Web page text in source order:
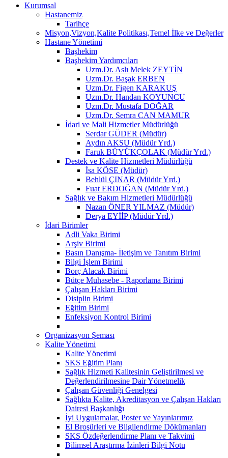
Kurumsal
Hastanemiz
Tarihçe
Misyon,Vizyon,Kalite Politikası,Temel İlke ve Değerler
Hastane Yönetimi
Başhekim
Başhekim Yardımcıları
Uzm.Dr. Aslı Melek ZEYTİN
Uzm.Dr. Başak ERBEN
Uzm.Dr. Figen KARAKUŞ
Uzm.Dr. Handan KOYUNCU
Uzm.Dr. Mustafa DOĞAR
Uzm.Dr. Semra CAN MAMUR
İdari ve Mali Hizmetler Müdürlüğü
Serdar GÜDER (Müdür)
Aydın AKSU (Müdür Yrd.)
Faruk BÜYÜKÇOLAK (Müdür Yrd.)
Destek ve Kalite Hizmetleri Müdürlüğü
İsa KÖSE (Müdür)
Behlül ÇINAR (Müdür Yrd.)
Fuat ERDOĞAN (Müdür Yrd.)
Sağlık ve Bakım Hizmetleri Müdürlüğü
Nazan ÖNER YILMAZ (Müdür)
Derya EYİİP (Müdür Yrd.)
İdari Birimler
Adli Vaka Birimi
Arşiv Birimi
Basın Danışma- İletişim ve Tanıtım Birimi
Bilgi İşlem Birimi
Borç Alacak Birimi
Bütçe Muhasebe - Raporlama Birimi
Çalışan Hakları Birimi
Disiplin Birimi
Eğitim Birimi
Enfeksiyon Kontrol Birimi
Organizasyon Şeması
Kalite Yönetimi
Kalite Yönetimi
SKS Eğitim Planı
Sağlık Hizmeti Kalitesinin Geliştirilmesi ve
Değerlendirilmesine Dair Yönetmelik
Çalışan Güvenliği Genelgesi
Sağlıkta Kalite, Akreditasyon ve Çalışan Hakları
Dairesi Başkanlığı
İyi Uygulamalar, Poster ve Yayınlarımız
El Broşürleri ve Bilgilendirme Dökümanları
SKS Özdeğerlendirme Planı ve Takvimi
Bilimsel Araştırma İzinleri Bilgi Notu